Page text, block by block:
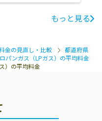
もっと見る
金の見直し・比較
都道府県
パンガス（LPガス）の平均料金
）の平均料金